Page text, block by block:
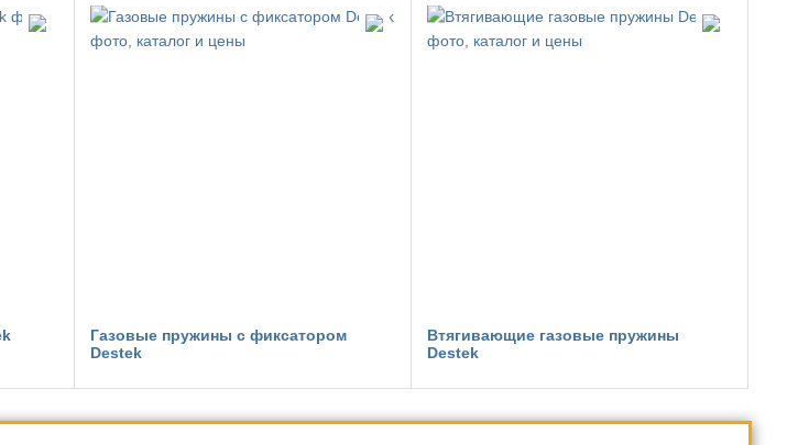
Газовые пружины c фиксатором
Destek
Втягивающие газовые пружины
Destek